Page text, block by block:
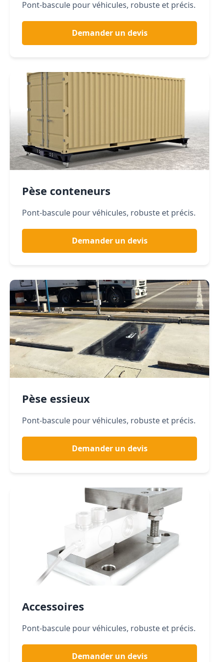
Pont-bascule pour véhicules, robuste et précis.
Demander un devis
Pèse conteneurs
Pont-bascule pour véhicules, robuste et précis.
Demander un devis
Pèse essieux
Pont-bascule pour véhicules, robuste et précis.
Demander un devis
Accessoires
Pont-bascule pour véhicules, robuste et précis.
Demander un devis